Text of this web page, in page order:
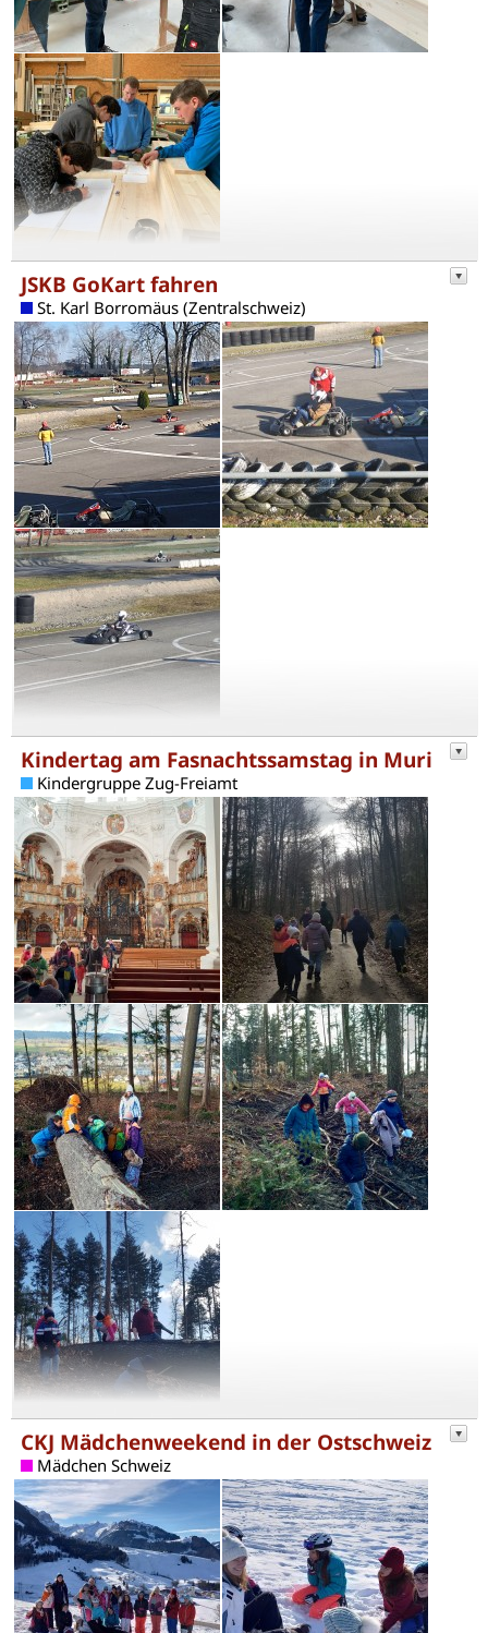
JSKB GoKart fahren
St. Karl Borromäus (Zentralschweiz)
Kindertag am Fasnachtssamstag in Muri
Kindergruppe Zug-Freiamt
CKJ Mädchenweekend in der Ostschweiz
Mädchen Schweiz